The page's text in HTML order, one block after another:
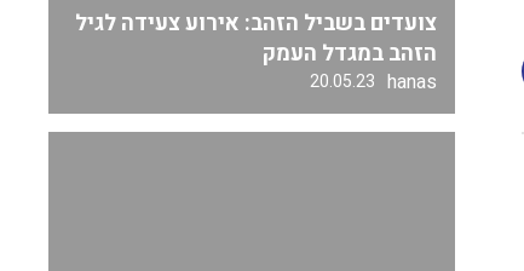
צועדים בשביל הזהב: אירוע צעידה לגיל
הזהב במגדל העמק
hanas
20.05.23